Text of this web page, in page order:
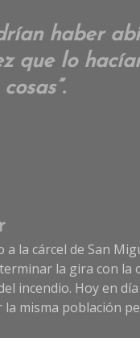
haber
que lo
la cárcel de San
la gira con
incendio. Hoy en
la misma población